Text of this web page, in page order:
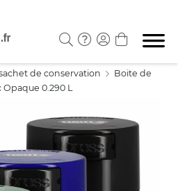
de conservation
Boite de
0.290 L